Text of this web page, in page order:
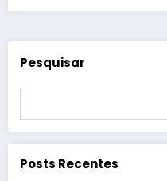
Pesquisar
Posts Recentes